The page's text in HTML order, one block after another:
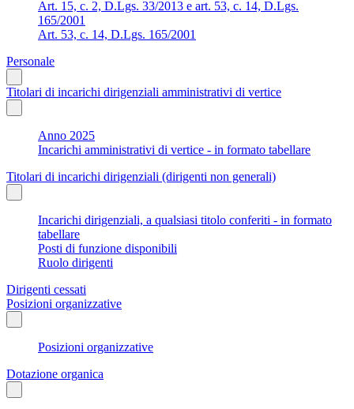
Art. 15, c. 2, D.Lgs. 33/2013 e art. 53, c. 14, D.Lgs.
165/2001
Art. 53, c. 14, D.Lgs. 165/2001
Personale
Titolari di incarichi dirigenziali amministrativi di vertice
Anno 2025
Incarichi amministrativi di vertice - in formato tabellare
Titolari di incarichi dirigenziali (dirigenti non generali)
Incarichi dirigenziali, a qualsiasi titolo conferiti - in formato
tabellare
Posti di funzione disponibili
Ruolo dirigenti
Dirigenti cessati
Posizioni organizzative
Posizioni organizzative
Dotazione organica